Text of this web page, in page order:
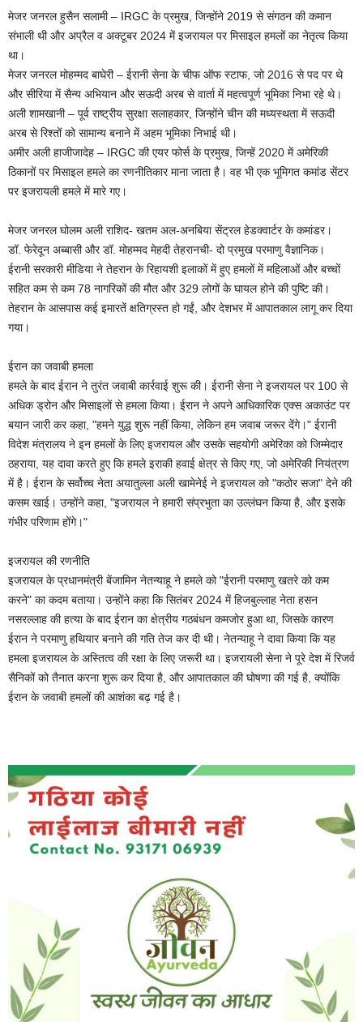
मेजर जनरल हुसैन सलामी – IRGC के प्रमुख, जिन्होंने 2019 से संगठन की कमान
संभाली थी और अप्रैल व अक्टूबर 2024 में इजरायल पर मिसाइल हमलों का नेतृत्व किया
था।
मेजर जनरल मोहम्मद बाघेरी – ईरानी सेना के चीफ ऑफ स्टाफ, जो 2016 से पद पर थे
और सीरिया में सैन्य अभियान और सऊदी अरब से वार्ता में महत्वपूर्ण भूमिका निभा रहे थे।
अली शामखानी – पूर्व राष्ट्रीय सुरक्षा सलाहकार, जिन्होंने चीन की मध्यस्थता में सऊदी
अरब से रिश्तों को सामान्य बनाने में अहम भूमिका निभाई थी।
अमीर अली हाजीजादेह – IRGC की एयर फोर्स के प्रमुख, जिन्हें 2020 में अमेरिकी
ठिकानों पर मिसाइल हमले का रणनीतिकार माना जाता है। वह भी एक भूमिगत कमांड सेंटर
पर इजरायली हमले में मारे गए।
मेजर जनरल घोलम अली राशिद- खतम अल-अनबिया सेंट्रल हेडक्वार्टर के कमांडर।
डॉ. फेरेदून अब्बासी और डॉ. मोहम्मद मेहदी तेहरानची- दो प्रमुख परमाणु वैज्ञानिक।
ईरानी सरकारी मीडिया ने तेहरान के रिहायशी इलाकों में हुए हमलों में महिलाओं और बच्चों
सहित कम से कम 78 नागरिकों की मौत और 329 लोगों के घायल होने की पुष्टि की।
तेहरान के आसपास कई इमारतें क्षतिग्रस्त हो गईं, और देशभर में आपातकाल लागू कर दिया
गया।
ईरान का जवाबी हमला
हमले के बाद ईरान ने तुरंत जवाबी कार्रवाई शुरू की। ईरानी सेना ने इजरायल पर 100 से
अधिक ड्रोन और मिसाइलों से हमला किया। ईरान ने अपने आधिकारिक एक्स अकाउंट पर
बयान जारी कर कहा, "हमने युद्ध शुरू नहीं किया, लेकिन हम जवाब जरूर देंगे।" ईरानी
विदेश मंत्रालय ने इन हमलों के लिए इजरायल और उसके सहयोगी अमेरिका को जिम्मेदार
ठहराया, यह दावा करते हुए कि हमले इराकी हवाई क्षेत्र से किए गए, जो अमेरिकी नियंत्रण
में है। ईरान के सर्वोच्च नेता अयातुल्ला अली खामेनेई ने इजरायल को "कठोर सजा" देने की
कसम खाई। उन्होंने कहा, "इजरायल ने हमारी संप्रभुता का उल्लंघन किया है, और इसके
गंभीर परिणाम होंगे।"
इजरायल की रणनीति
इजरायल के प्रधानमंत्री बेंजामिन नेतन्याहू ने हमले को "ईरानी परमाणु खतरे को कम
करने" का कदम बताया। उन्होंने कहा कि सितंबर 2024 में हिजबुल्लाह नेता हसन
नसरल्लाह की हत्या के बाद ईरान का क्षेत्रीय गठबंधन कमजोर हुआ था, जिसके कारण
ईरान ने परमाणु हथियार बनाने की गति तेज कर दी थी। नेतन्याहू ने दावा किया कि यह
हमला इजरायल के अस्तित्व की रक्षा के लिए जरूरी था। इजरायली सेना ने पूरे देश में रिजर्व
सैनिकों को तैनात करना शुरू कर दिया है, और आपातकाल की घोषणा की गई है, क्योंकि
ईरान के जवाबी हमलों की आशंका बढ़ गई है।